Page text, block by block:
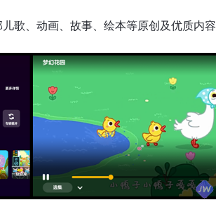
歌、动画、故事、绘本等原创及优质内容